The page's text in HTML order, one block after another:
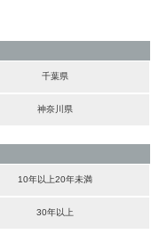
千葉県
神奈川県
10年以上20年未満
30年以上